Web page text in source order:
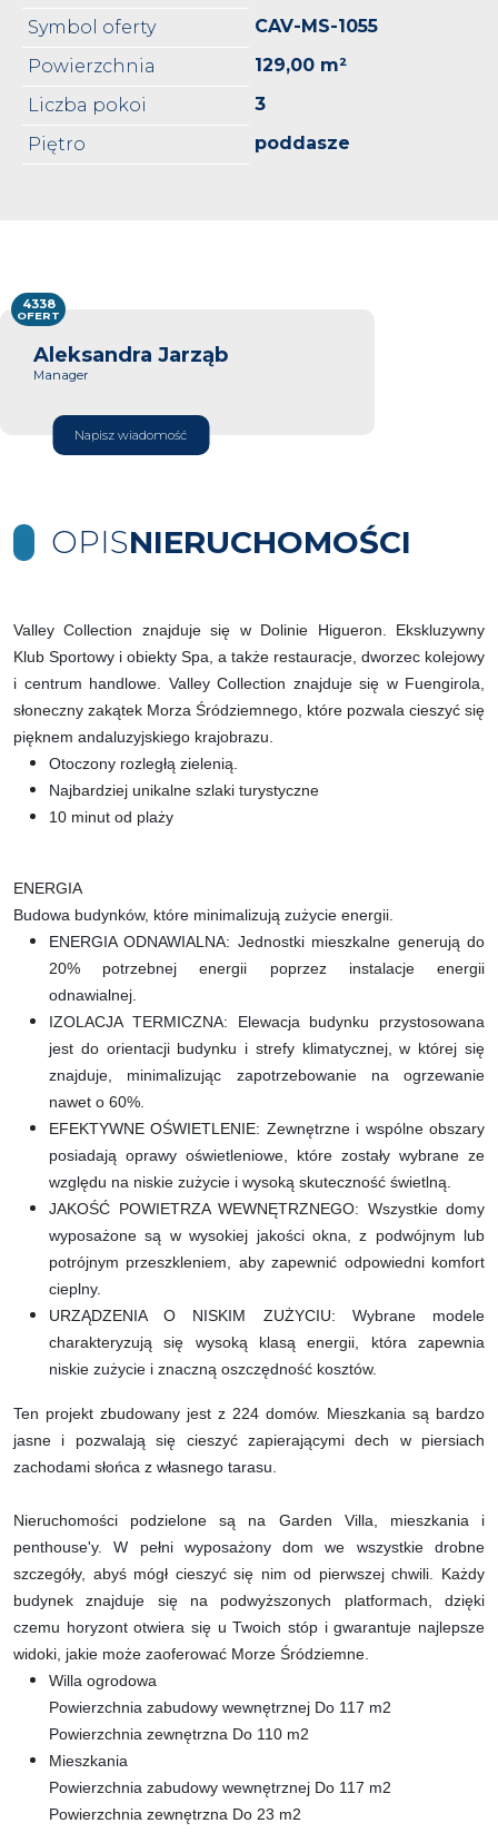
Symbol oferty
CAV-MS-1055
Powierzchnia
129,00 m²
Liczba pokoi
3
Piętro
poddasze
Aleksandra Jarząb
Manager
Napisz wiadomość
4338
OFERT
OPISNIERUCHOMOŚCI
Valley Collection znajduje się w Dolinie Higueron. Ekskluzywny
Klub Sportowy i obiekty Spa, a także restauracje, dworzec kolejowy
i centrum handlowe. Valley Collection znajduje się w Fuengirola,
słoneczny zakątek Morza Śródziemnego, które pozwala cieszyć się
pięknem andaluzyjskiego krajobrazu.
Otoczony rozległą zielenią.
Najbardziej unikalne szlaki turystyczne
10 minut od plaży
ENERGIA
Budowa budynków, które minimalizują zużycie energii.
ENERGIA ODNAWIALNA: Jednostki mieszkalne generują do
20% potrzebnej energii poprzez instalacje energii
odnawialnej.
IZOLACJA TERMICZNA: Elewacja budynku przystosowana
jest do orientacji budynku i strefy klimatycznej, w której się
znajduje, minimalizując zapotrzebowanie na ogrzewanie
nawet o 60%.
EFEKTYWNE OŚWIETLENIE: Zewnętrzne i wspólne obszary
posiadają oprawy oświetleniowe, które zostały wybrane ze
względu na niskie zużycie i wysoką skuteczność świetlną.
JAKOŚĆ POWIETRZA WEWNĘTRZNEGO: Wszystkie domy
wyposażone są w wysokiej jakości okna, z podwójnym lub
potrójnym przeszkleniem, aby zapewnić odpowiedni komfort
cieplny.
URZĄDZENIA O NISKIM ZUŻYCIU: Wybrane modele
charakteryzują się wysoką klasą energii, która zapewnia
niskie zużycie i znaczną oszczędność kosztów.
Ten projekt zbudowany jest z 224 domów. Mieszkania są bardzo
jasne i pozwalają się cieszyć zapierającymi dech w piersiach
zachodami słońca z własnego tarasu.
Nieruchomości podzielone są na Garden Villa, mieszkania i
penthouse'y. W pełni wyposażony dom we wszystkie drobne
szczegóły, abyś mógł cieszyć się nim od pierwszej chwili. Każdy
budynek znajduje się na podwyższonych platformach, dzięki
czemu horyzont otwiera się u Twoich stóp i gwarantuje najlepsze
widoki, jakie może zaoferować Morze Śródziemne.
Willa ogrodowa
Powierzchnia zabudowy wewnętrznej Do 117 m2
Powierzchnia zewnętrzna Do 110 m2
Mieszkania
Powierzchnia zabudowy wewnętrznej Do 117 m2
Powierzchnia zewnętrzna Do 23 m2